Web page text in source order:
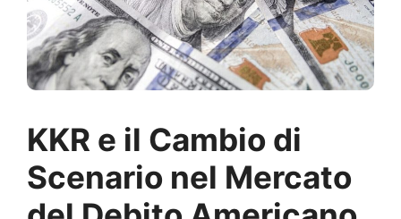
KKR e il Cambio di
Scenario nel Mercato